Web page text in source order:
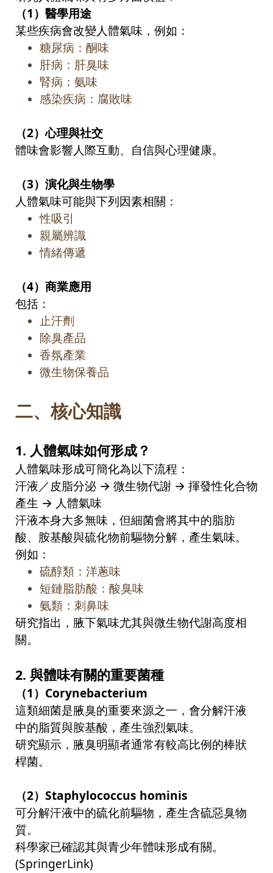
（1 ）醫學用途
某些疾病會改變人體氣味，例如：
糖尿病：酮味
肝病：肝臭味
腎病：氨味
感染疾病：腐敗味
（2）心理與社交
體味會影響人際互動、自信與心理健康。
（3）演化與生物學
人體氣味可能與下列因素相關：
性吸引
親屬辨識
情緒傳遞
（4）商業應用
包括：
止汗劑
除臭產品
香氛產業
微生物保養品
二、核心知識
1. 人體氣味如何形成？
人體氣味形成可簡化為以下流程：
汗液／皮脂分泌 → 微生物代謝 → 揮發性化合物
產生 → 人體氣味
汗液本身大多無味，但細菌會將其中的脂肪
酸、胺基酸與硫化物前驅物分解，產生氣味。
例如：
硫醇類：洋蔥味
短鏈脂肪酸：酸臭味
氨類：刺鼻味
研究指出，腋下氣味尤其與微生物代謝高度相
關。
2. 與體味有關的重要菌種
（1 ） Corynebacterium
這類細菌是腋臭的重要來源之一，會分解汗液
中的脂質與胺基酸，產生強烈氣味。
研究顯示，腋臭明顯者通常有較高比例的棒狀
桿菌。
（2） Staphylococcus hominis
可分解汗液中的硫化前驅物，產生含硫惡臭物
質。
科學家已確認其與青少年體味形成有關。
(SpringerLink)